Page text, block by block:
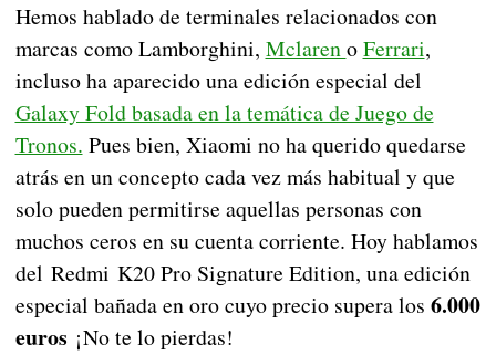
Hemos hablado de terminales relacionados con
marcas como Lamborghini, MclarenoFerrari,
incluso ha aparecido una edición especial del
Galaxy Fold basada en la temática de Juego de
Tronos. Pues bien, Xiaomi no ha querido quedarse
atrás en un concepto cada vez más habitual y que
solo pueden permitirse aquellas personas con
muchos ceros en su cuenta corriente. Hoy hablamos
del Redmi K20 Pro Signature Edition, una edición
especial bañada en oro cuyo precio supera los 6.000
euros ¡No te lo pierdas!